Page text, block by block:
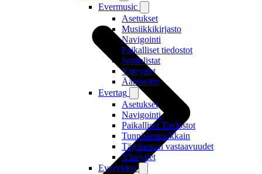
Evermusic
Asetukset
Musiikkikirjasto
Navigointi
Paikalliset tiedostot
Soittolistat
Yhteydet
Äänisoitin
Evertag
Asetukset
Navigointi
Paikalliset Tiedostot
Tunnistemuokkain
Tägikentän vastaavuudet
Yhteydet
Evervideo